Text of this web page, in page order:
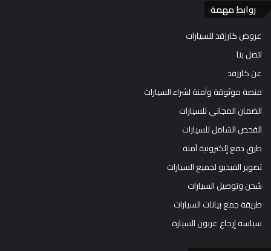
روابط مهمة
عروض كارزفد للسيارات
اتصل بنا
عن كارزفد
منصة موثوقة وآمنة لشراء السيارات
الضمان المجاني للسيارات
الفحص الشامل للسيارات
طرق دفع إلكترونية آمنة
تصوير الفيديو لجميع السيارات
شحن وتوصيل السيارات
طريقة جمع بيانات السيارات
سياسة إرجاع عربون السيارة